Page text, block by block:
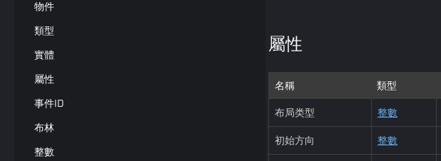
物件
類型
實體
屬性
事件ID
布林
整數
屬性
名稱 類型
布局类型 整數
初始方向 整數